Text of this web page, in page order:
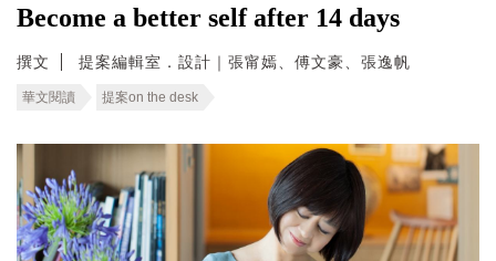
Become a better self after 14 days
撰文 提案編輯室．設計｜張甯嫣、傅文豪、張逸帆
華文閱讀 提案on the desk